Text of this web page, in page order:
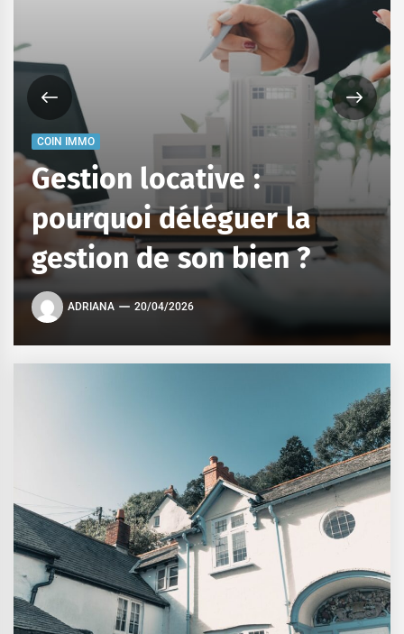
COIN IMMO
Gestion locative :
pourquoi déléguer la
gestion de son bien ?
ADRIANA 20/04/2026